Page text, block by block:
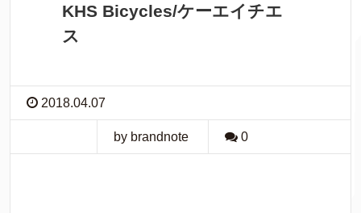
KHS Bicycles/ケーエイチエ
ス
2018.04.07
by brandnote 0